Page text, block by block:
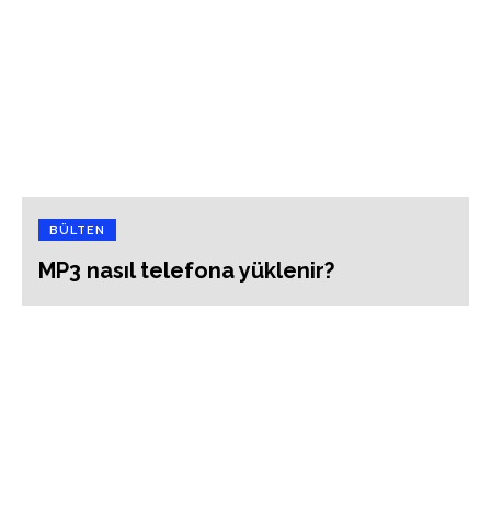
BÜLTEN
MP3 nasıl telefona yüklenir?